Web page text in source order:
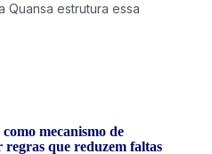
Quansa estrutura essa
mecanismo de
regras que reduzem faltas